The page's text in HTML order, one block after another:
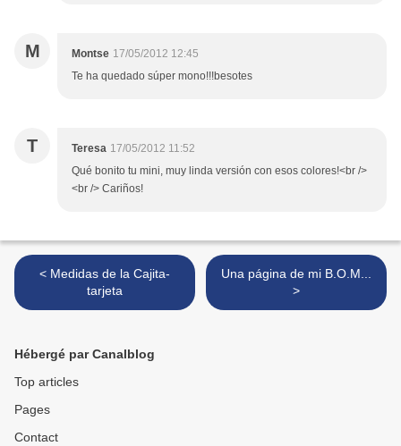
M Montse 17/05/2012 12:45
Te ha quedado súper mono!!!besotes
T Teresa 17/05/2012 11:52
Qué bonito tu mini, muy linda versión con esos colores!<br />
<br /> Cariños!
< Medidas de la Cajita-
tarjeta
Una página de mi B.O.M...
>
Hébergé par Canalblog
Top articles
Pages
Contact